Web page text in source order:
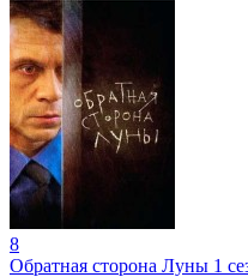
8
Обратная сторона Луны 1